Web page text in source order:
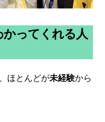
ってくれる人
ほとんどが未経験から